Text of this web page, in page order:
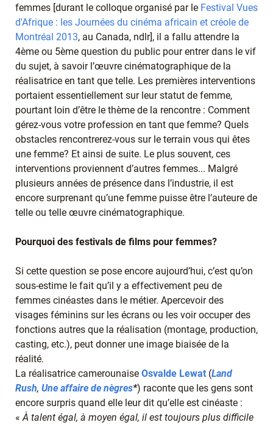
femmes [durant le colloque organisé par le Festival Vues
d'Afrique : les Journées du cinéma africain et créole de
Montréal 2013, au Canada, ndlr], il a fallu attendre la
4ème ou 5ème question du public pour entrer dans le vif
du sujet, à savoir l’œuvre cinématographique de la
réalisatrice en tant que telle. Les premières interventions
portaient essentiellement sur leur statut de femme,
pourtant loin d’être le thème de la rencontre : Comment
gérez-vous votre profession en tant que femme? Quels
obstacles rencontrerez-vous sur le terrain vous qui êtes
une femme? Et ainsi de suite. Le plus souvent, ces
interventions proviennent d’autres femmes... Malgré
plusieurs années de présence dans l’industrie, il est
encore surprenant qu’une femme puisse être l’auteure de
telle ou telle œuvre cinématographique.
Pourquoi des festivals de films pour femmes?
Si cette question se pose encore aujourd’hui, c’est qu’on
sous-estime le fait qu’il y a effectivement peu de
femmes cinéastes dans le métier. Apercevoir des
visages féminins sur les écrans ou les voir occuper des
fonctions autres que la réalisation (montage, production,
casting, etc.), peut donner une image biaisée de la
réalité.
La réalisatrice camerounaise Osvalde Lewat (Land
Rush, Une affaire de nègres*) raconte que les gens sont
encore surpris quand elle leur dit qu’elle est cinéaste :
«À talent égal, à moyen égal, il est toujours plus difficile